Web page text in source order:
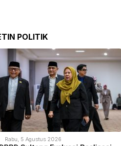
POLITIK
Rabu, 5 Agustus 2026